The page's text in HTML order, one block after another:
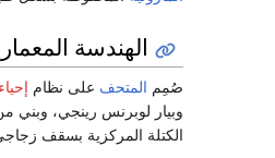
الهندسة
صُمِم المتحف على نظام
وبيار لوبرنس رينجي، وبني
الكتلة المركزية بسقف